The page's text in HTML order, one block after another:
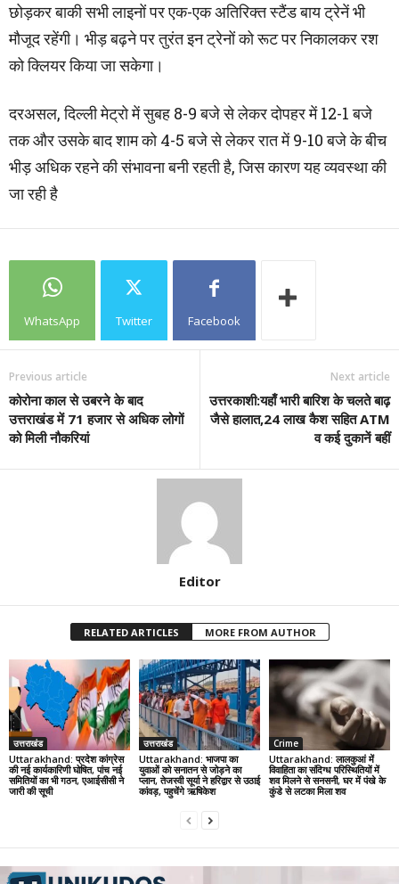
छोड़कर बाकी सभी लाइनों पर एक-एक अतिरिक्त स्टैंड बाय ट्रेनें भी
मौजूद रहेंगी। भीड़ बढ़ने पर तुरंत इन ट्रेनों को रूट पर निकालकर रश
को क्लियर किया जा सकेगा।
दरअसल, दिल्ली मेट्रो में सुबह 8-9 बजे से लेकर दोपहर में 12-1 बजे
तक और उसके बाद शाम को 4-5 बजे से लेकर रात में 9-10 बजे के बीच
भीड़ अधिक रहने की संभावना बनी रहती है, जिस कारण यह व्यवस्था की
जा रही है
WhatsApp Twitter Facebook
Previous article
कोरोना काल से उबरने के बाद
उत्तराखंड में 71 हजार से अधिक लोगों
को मिली नौकरियां
Next article
उत्तरकाशी:यहाँ भारी बारिश के चलते बाढ़
जैसे हालात,24 लाख कैश सहित ATM
व कई दुकानें बहीं
Editor
RELATED ARTICLES MORE FROM AUTHOR
उत्तराखंड
Uttarakhand: प्रदेश कांग्रेस
की नई कार्यकारिणी घोषित, पांच नई
समितियों का भी गठन, एआईसीसी ने
जारी की सूची
उत्तराखंड
Uttarakhand: भाजपा का
युवाओं को सनातन से जोड़ने का
प्लान, तेजस्वी सूर्या ने हरिद्वार से उठाई
कांवड़, पहुचेंगे ऋषिकेश
Crime
Uttarakhand: लालकुआं में
विवाहिता का संदिग्ध परिस्थितियों में
शव मिलने से सनसनी, घर में पंखे के
कुंडे से लटका मिला शव